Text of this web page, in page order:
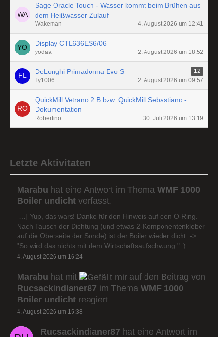
Sage Oracle Touch - Wasser kommt beim Brühen aus
dem Heißwasser Zulauf
Wakeman 4. August 2026 um 12:41
Display CTL636ES6/06
yodaa 2. August 2026 um 18:52
DeLonghi Primadonna Evo S
12
fly1006
2. August 2026 um 09:57
QuickMill Vetrano 2 B bzw. QuickMill Sebastiano -
Dokumentation
Robertino 30. Juli 2026 um 13:19
Letzte Aktivitäten
Marabu hat eine Antwort im Thema WMF 1000
Boiler undicht verfasst.
[…] Yup, das wars! Danke für den Hinweis auf den O-Ring.
Nach Tausch der Dichtung (und etwas 2-Komponentenkleber
auf die Oberseite der Sonde) ist der Boiler wieder dicht. ->
"So wird das nichts mit dem Wirtschaftsaufschwung." :)
4. August 2026 um 16:24
Marabu hat mit
auf den Beitrag von
Rucsackindianer87 im Thema WMF 1000
Boiler undicht reagiert.
4. August 2026 um 15:38
Rucsackindianer87 hat eine Antwort im